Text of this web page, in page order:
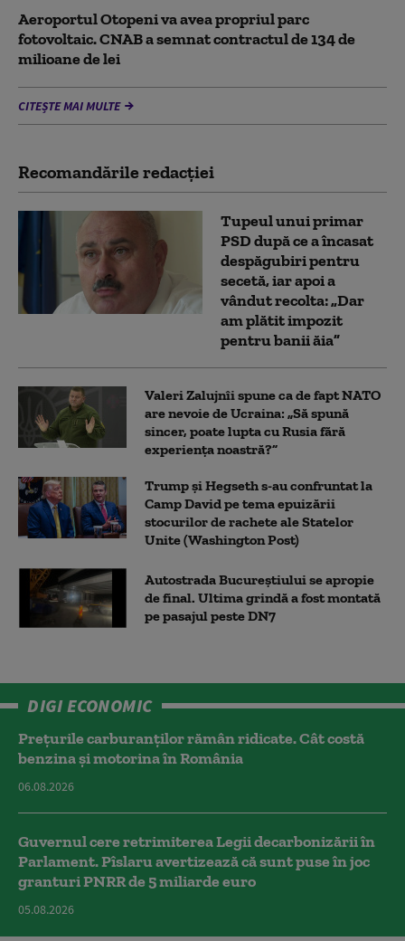
Aeroportul Otopeni va avea propriul parc
fotovoltaic. CNAB a semnat contractul de 134 de
milioane de lei
CITEȘTE MAI MULTE
Recomandările redacţiei
Tupeul unui primar
PSD după ce a încasat
despăgubiri pentru
secetă, iar apoi a
vândut recolta: „Dar
am plătit impozit
pentru banii ăia”
Valeri Zalujnîi spune ca de fapt NATO
are nevoie de Ucraina: „Să spună
sincer, poate lupta cu Rusia fără
experiența noastră?”
Trump şi Hegseth s-au confruntat la
Camp David pe tema epuizării
stocurilor de rachete ale Statelor
Unite (Washington Post)
Autostrada Bucureștiului se apropie
de final. Ultima grindă a fost montată
pe pasajul peste DN7
DIGI ECONOMIC
Prețurile carburanților rămân ridicate. Cât costă
benzina și motorina în România
06.08.2026
Guvernul cere retrimiterea Legii decarbonizării în
Parlament. Pîslaru avertizează că sunt puse în joc
granturi PNRR de 5 miliarde euro
05.08.2026